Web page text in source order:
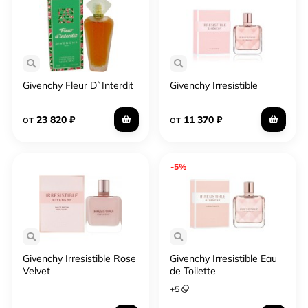
3-х дней.
Givenchy Fleur D`Interdit
от 23 820 ₽
Givenchy Irresistible
от 11 370 ₽
Givenchy Irresistible Rose
Velvet
-5%
Givenchy Irresistible Eau
de Toilette
+5